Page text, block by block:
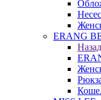
ERANG
Назад